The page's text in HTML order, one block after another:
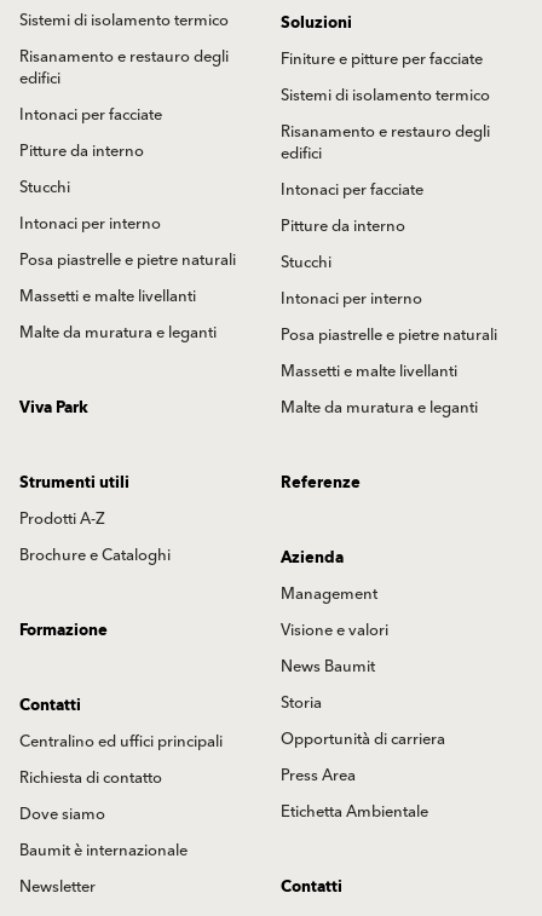
Sistemi di isolamento termico
Risanamento e restauro degli
edifici
Intonaci per facciate
Pitture da interno
Stucchi
Intonaci per interno
Posa piastrelle e pietre naturali
Massetti e malte livellanti
Malte da muratura e leganti
Soluzioni
Finiture e pitture per facciate
Sistemi di isolamento termico
Risanamento e restauro degli
edifici
Intonaci per facciate
Pitture da interno
Stucchi
Intonaci per interno
Posa piastrelle e pietre naturali
Massetti e malte livellanti
Malte da muratura e leganti
Viva Park
Strumenti utili
Prodotti A-Z
Brochure e Cataloghi
Referenze
Azienda
Management
Visione e valori
News Baumit
Storia
Opportunità di carriera
Press Area
Etichetta Ambientale
Formazione
Contatti
Centralino ed uffici principali
Richiesta di contatto
Dove siamo
Baumit è internazionale
Newsletter
Contatti